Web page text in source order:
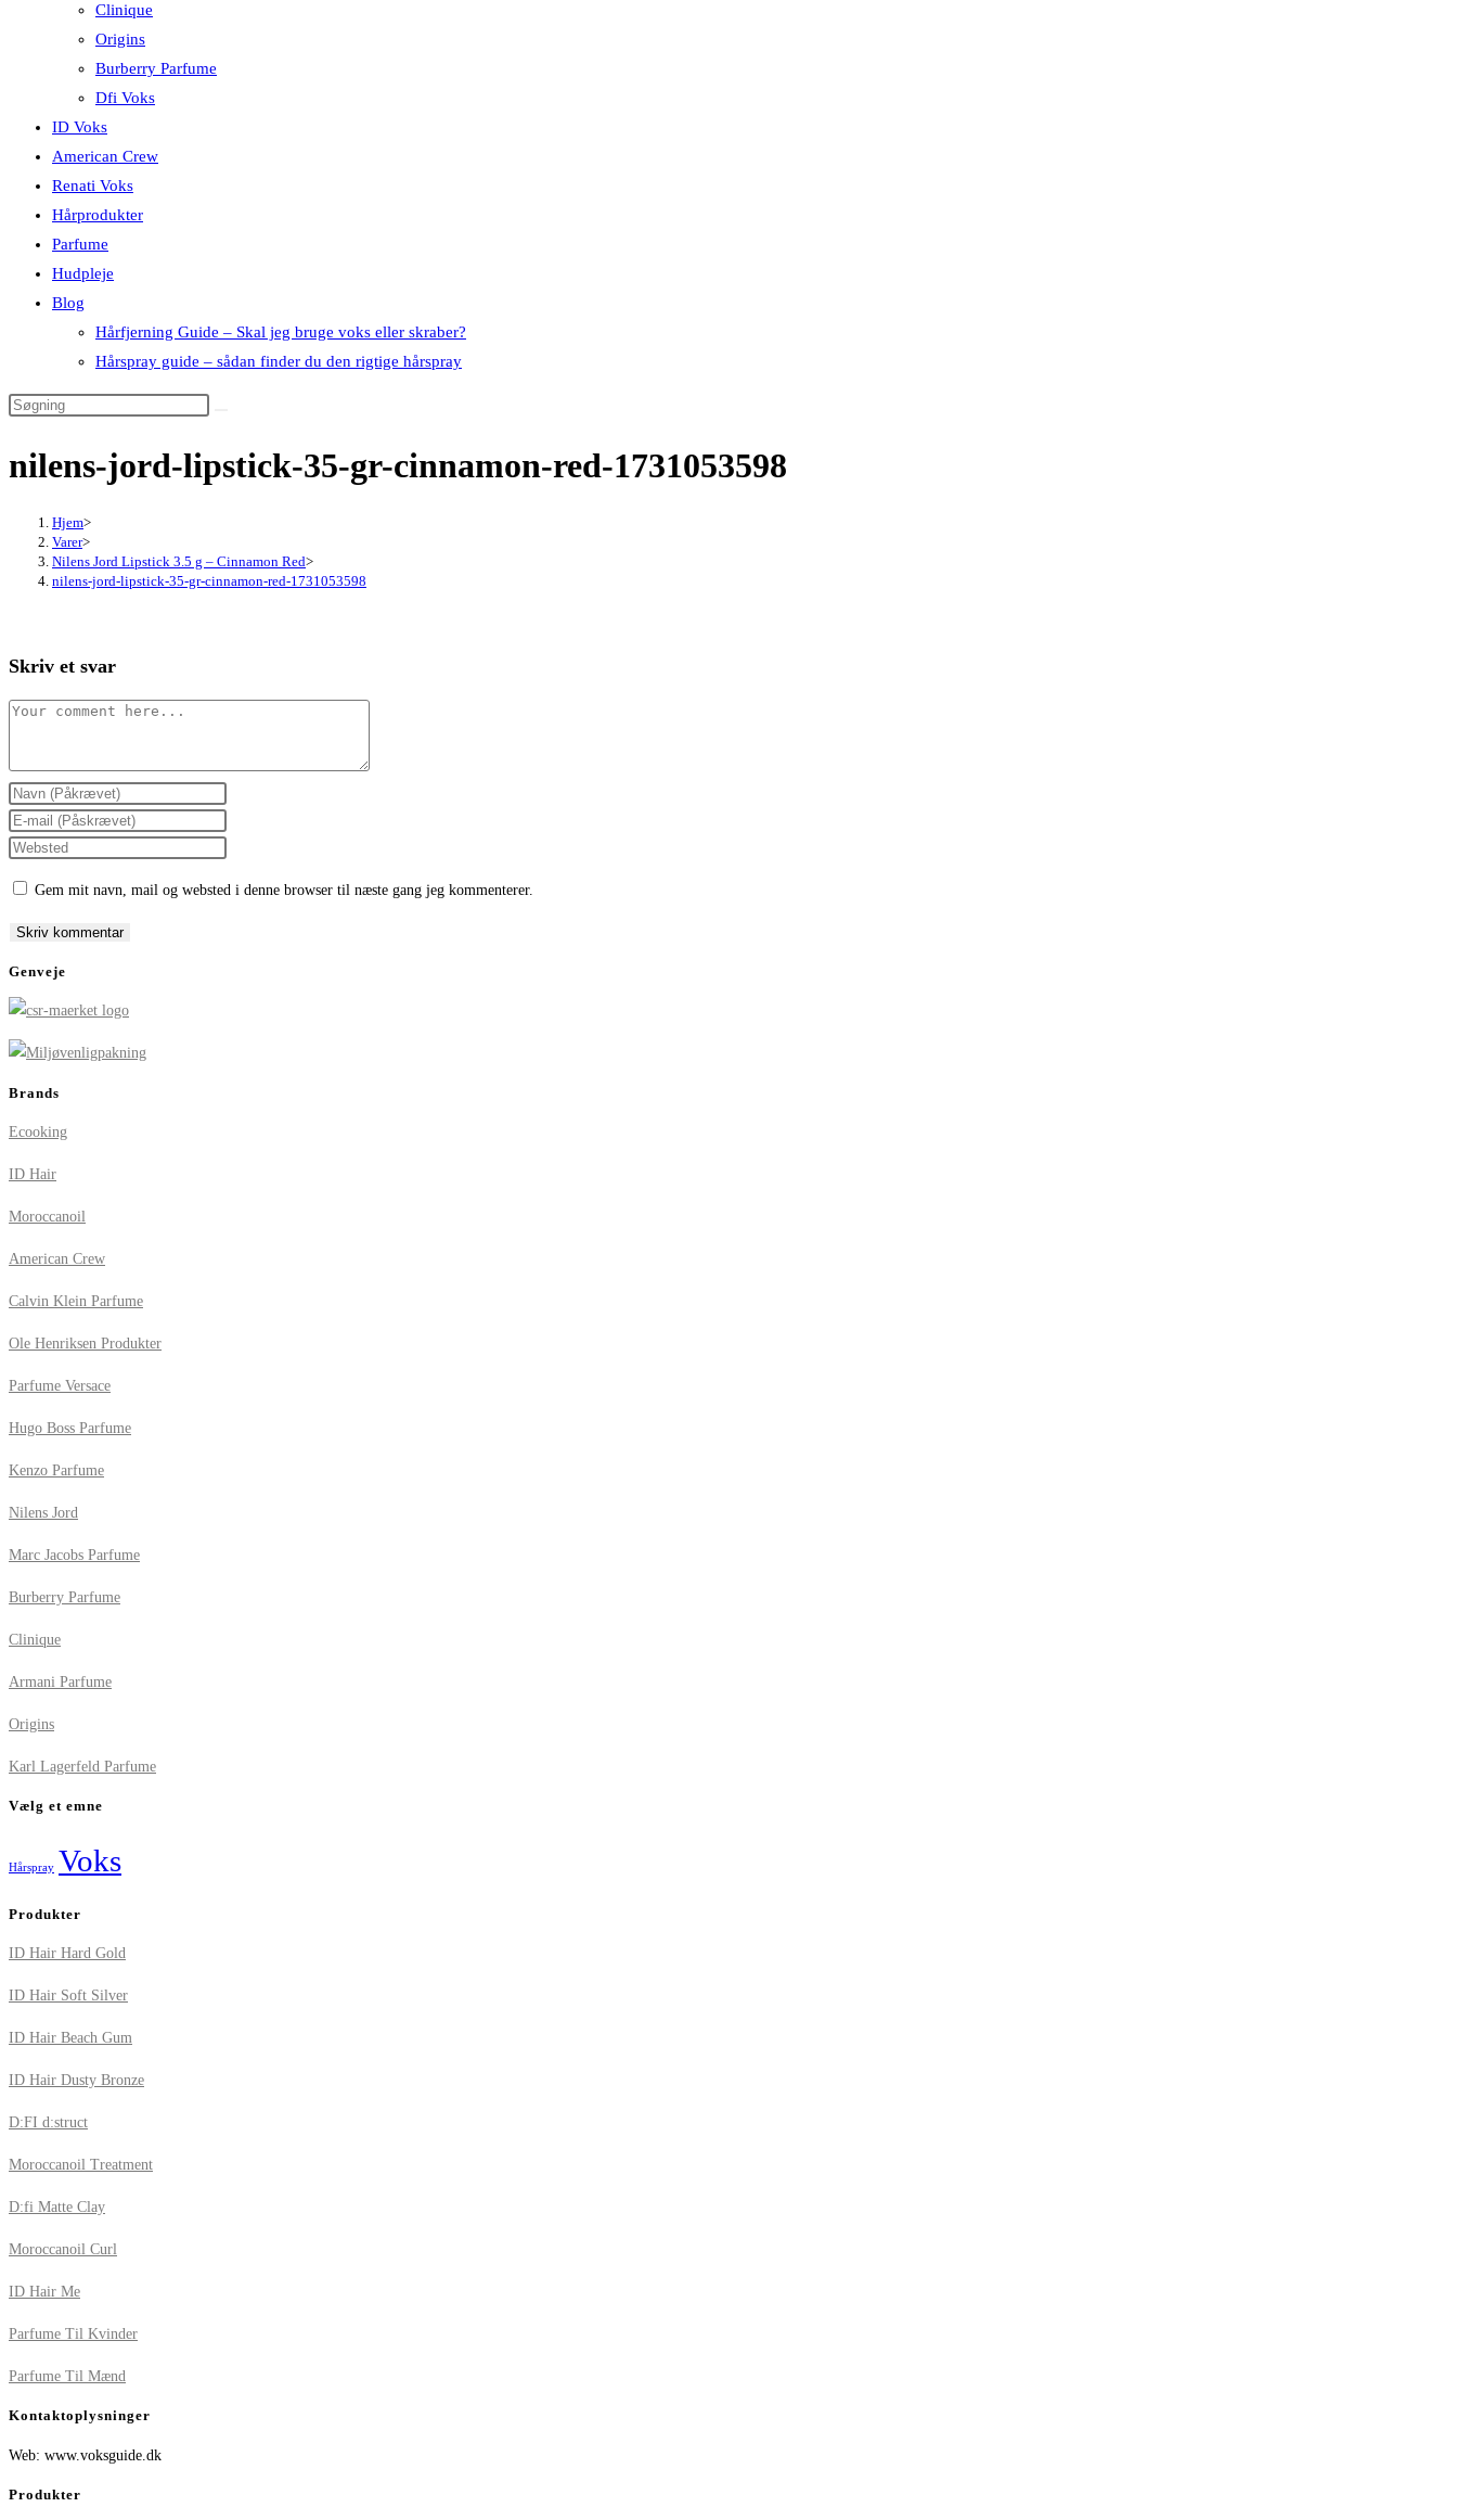
Clinique
Origins
Burberry Parfume
Dfi Voks
ID Voks
American Crew
Renati Voks
Hårprodukter
Parfume
Hudpleje
Blog
Hårfjerning Guide – Skal jeg bruge voks eller skraber?
Hårspray guide – sådan finder du den rigtige hårspray
nilens-jord-lipstick-35-gr-cinnamon-red-1731053598
Hjem>
Varer>
Nilens Jord Lipstick 3.5 g – Cinnamon Red>
nilens-jord-lipstick-35-gr-cinnamon-red-1731053598
Skriv et svar
Comment
Enter
your
name
to
Enter
your
to
Enter
URL
Gem mit navn, mail og websted i denne browser til næste gang jeg kommenterer.
Genveje
Brands
Ecooking
ID Hair
Moroccanoil
American Crew
Calvin Klein Parfume
Ole Henriksen Produkter
Parfume Versace
Hugo Boss Parfume
Kenzo Parfume
Nilens Jord
Marc Jacobs Parfume
Burberry Parfume
Clinique
Armani Parfume
Origins
Karl Lagerfeld Parfume
Vælg et emne
Hårspray Voks
Produkter
ID Hair Hard Gold
ID Hair Soft Silver
ID Hair Beach Gum
ID Hair Dusty Bronze
D:FI d:struct
Moroccanoil Treatment
D:fi Matte Clay
Moroccanoil Curl
ID Hair Me
Parfume Til Kvinder
Parfume Til Mænd
Kontaktoplysninger
Web: www.voksguide.dk
Produkter